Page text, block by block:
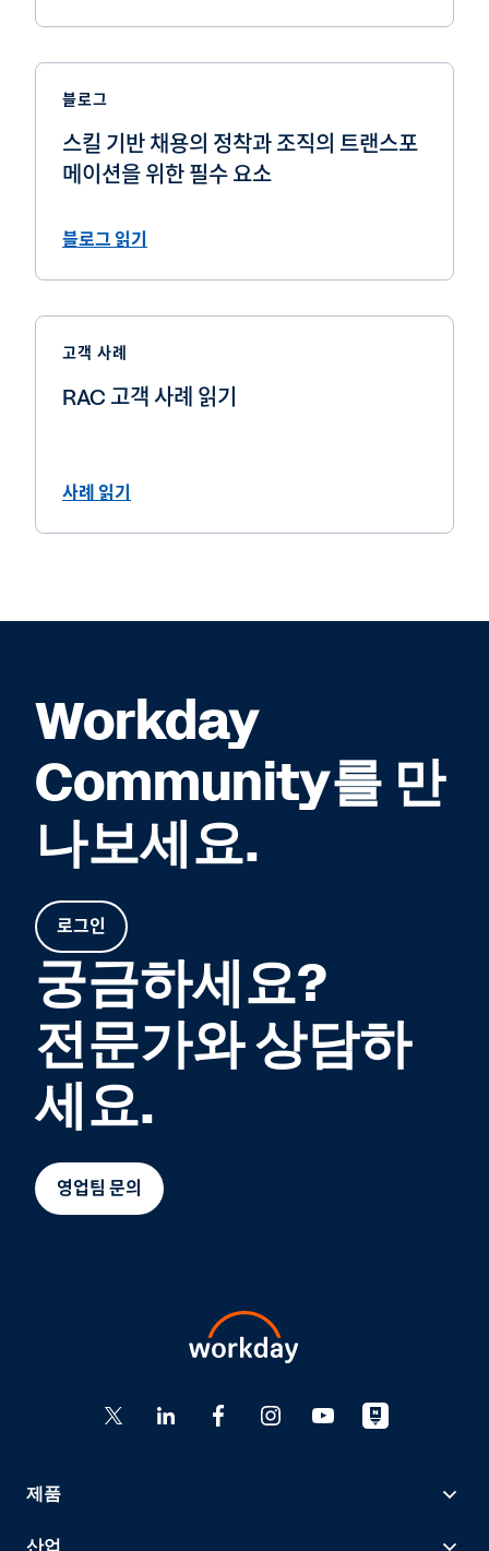
블로그
스킬 기반 채용의 정착과 조직의 트랜스포
메이션을 위한 필수 요소
블로그 읽기
고객 사례
RAC 고객 사례 읽기
사례 읽기
Workday
Community를 만
나보세요.
로그인
궁금하세요?
전문가와 상담하
세요.
영업팀 문의
제품